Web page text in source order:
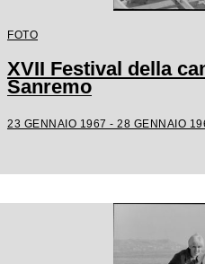
FOTO
XVII Festival della
Sanremo
23 GENNAIO 1967 - 28 GENNAIO